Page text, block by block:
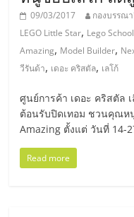
ไชส์"09/03/2017 กองบรรณ
LEGO Little Star, Lego
Amazing, Model Builder,
วีรันด้า, เดอะ คริสตัล, เลโก้
ศูนย์การค้า เดอะ คริสตัล
ต้อนรับปิดเทอม ชวนคุณห
Amazing ตั้งแต่ วันที่ 14-
Read more